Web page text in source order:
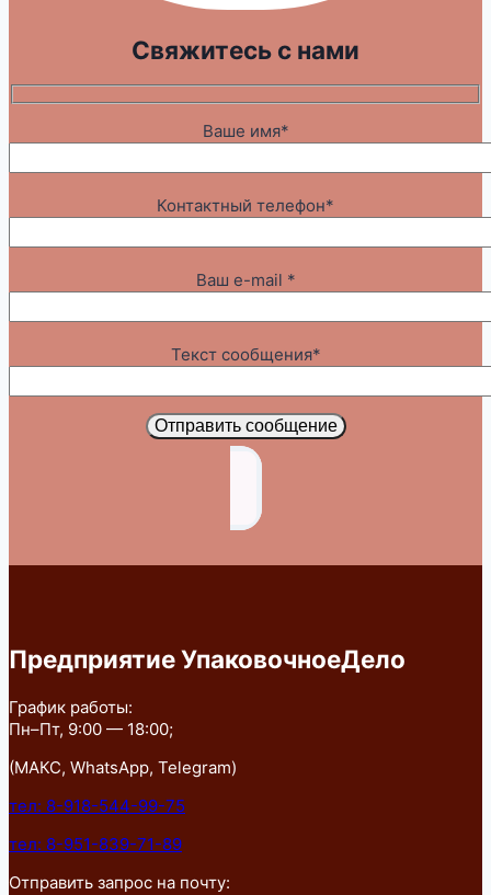
Свяжитесь с нами
Ваше имя*
Контактный телефон*
Ваш e-mail *
Текст сообщения*
Отправить сообщение
Предприятие УпаковочноеДело
График работы:
Пн–Пт, 9:00 — 18:00;
(МАКС, WhatsApp, Telegram)
тел: 8-918-544-99-75
тел: 8-951-839-71-89
Отправить запрос на почту: